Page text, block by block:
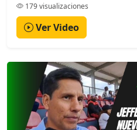
179 visualizaciones
Ver Video